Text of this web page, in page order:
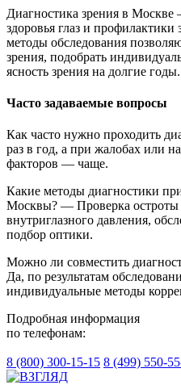
Диагностика зрения в
здоровья глаз и
методы обследования
зрения, подобрать
ясность зрения на долгие годы.
Часто задаваемые вопросы
Как часто нужно проходить
раз в год, а при жалобах или
факторов — чаще.
Какие методы диагностики
Москвы? — Проверка остроты
внутриглазного давления,
подбор оптики.
Можно ли совместить
Да, по результатам
индивидуальные методы
Подробная информация
по телефонам:
8 (800) 300-15-15 8 (499) 550-